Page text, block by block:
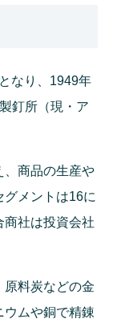
なり、1949年
釘所（現・ア
、商品の生産や
メントは16に
商社は投資会社
原料炭などの金
ウムや銅で精錬